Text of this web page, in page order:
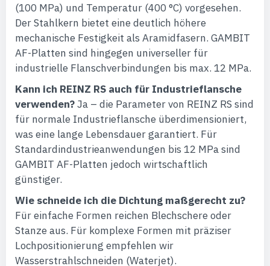
(100 MPa) und Temperatur (400 °C) vorgesehen.
Der Stahlkern bietet eine deutlich höhere
mechanische Festigkeit als Aramidfasern. GAMBIT
AF-Platten sind hingegen universeller für
industrielle Flanschverbindungen bis max. 12 MPa.
Kann ich REINZ RS auch für Industrieflansche
verwenden?Ja – die Parameter von REINZ RS sind
für normale Industrieflansche überdimensioniert,
was eine lange Lebensdauer garantiert. Für
Standardindustrieanwendungen bis 12 MPa sind
GAMBIT AF-Platten jedoch wirtschaftlich
günstiger.
Wie schneide ich die Dichtung maßgerecht zu?
Für einfache Formen reichen Blechschere oder
Stanze aus. Für komplexe Formen mit präziser
Lochpositionierung empfehlen wir
Wasserstrahlschneiden (Waterjet).